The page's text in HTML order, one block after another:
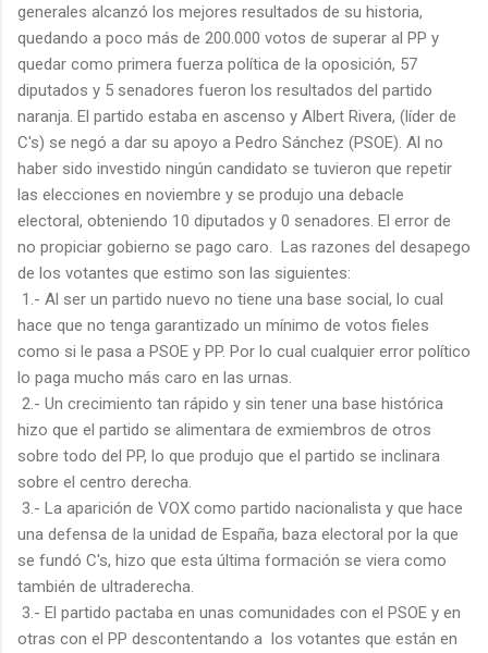
generales alcanzó los mejores resultados de su historia,
quedando a poco más de 200.000 votos de superar al PP y
quedar como primera fuerza política de la oposición, 57
diputados y 5 senadores fueron los resultados del partido
naranja. El partido estaba en ascenso y Albert Rivera, (líder de
C's) se negó a dar su apoyo a Pedro Sánchez (PSOE). Al no
haber sido investido ningún candidato se tuvieron que repetir
las elecciones en noviembre y se produjo una debacle
electoral, obteniendo 10 diputados y 0 senadores. El error de
no propiciar gobierno se pago caro. Las razones del desapego
de los votantes que estimo son las siguientes:
1.- Al ser un partido nuevo no tiene una base social, lo cual
hace que no tenga garantizado un mínimo de votos fieles
como si le pasa a PSOE y PP. Por lo cual cualquier error político
lo paga mucho más caro en las urnas.
2.- Un crecimiento tan rápido y sin tener una base histórica
hizo que el partido se alimentara de exmiembros de otros
sobre todo del PP, lo que produjo que el partido se inclinara
sobre el centro derecha.
3.- La aparición de VOX como partido nacionalista y que hace
una defensa de la unidad de España, baza electoral por la que
se fundó C's, hizo que esta última formación se viera como
también de ultraderecha.
3.- El partido pactaba en unas comunidades con el PSOE y en
otras con el PP descontentando a los votantes que están en